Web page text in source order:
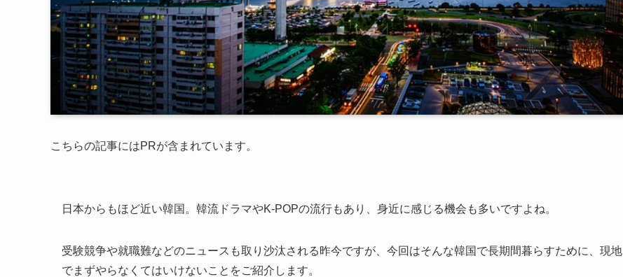
こちらの記事にはPRが含まれています。
日本からもほど近い韓国。韓流ドラマやK-POPの流行もあり、身近に感じる機会も多いですよね。
受験競争や就職難などのニュースも取り沙汰される昨今ですが、今回はそんな韓国で長期間暮らすために、現地
でまずやらなくてはいけないことをご紹介します。